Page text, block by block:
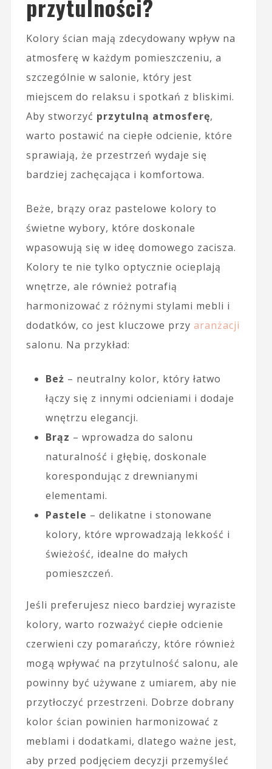
przytulności?
Kolory ścian mają zdecydowany wpływ na
atmosferę w każdym pomieszczeniu, a
szczególnie w salonie, który jest
miejscem do relaksu i spotkań z bliskimi.
Aby stworzyć przytulną atmosferę,
warto postawić na ciepłe odcienie, które
sprawiają, że przestrzeń wydaje się
bardziej zachęcająca i komfortowa.
Beże, brązy oraz pastelowe kolory to
świetne wybory, które doskonale
wpasowują się w ideę domowego zacisza.
Kolory te nie tylko optycznie ocieplają
wnętrze, ale również potrafią
harmonizować z różnymi stylami mebli i
dodatków, co jest kluczowe przy aranżacji
salonu. Na przykład:
Beż – neutralny kolor, który łatwo
łączy się z innymi odcieniami i dodaje
wnętrzu elegancji.
Brąz – wprowadza do salonu
naturalność i głębię, doskonale
korespondując z drewnianymi
elementami.
Pastele – delikatne i stonowane
kolory, które wprowadzają lekkość i
świeżość, idealne do małych
pomieszczeń.
Jeśli preferujesz nieco bardziej wyraziste
kolory, warto rozważyć ciepłe odcienie
czerwieni czy pomarańczy, które również
mogą wpływać na przytulność salonu, ale
powinny być używane z umiarem, aby nie
przytłoczyć przestrzeni. Dobrze dobrany
kolor ścian powinien harmonizować z
meblami i dodatkami, dlatego ważne jest,
aby przed podjęciem decyzji przemyśleć